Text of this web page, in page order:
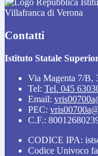
Villafranca di Verona
Contatti
Istituto Statale
Via Magenta 7/B,
Tel: Tel. 045
Email:
PEC:
C.F.:
CODICE IPA:
Codice Univoco